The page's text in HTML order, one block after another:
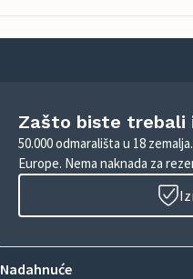
Zašto biste trebali
50.000 odmarališta u 18
Europe. Nema naknada za
Nadahnuće